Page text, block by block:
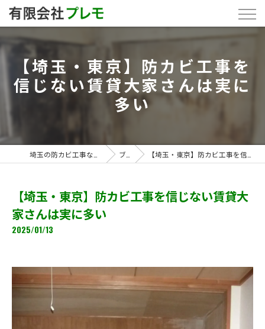
【埼玉・東京】防カビ工事を
信じない賃貸大家さんは実に
多い
ブログ 【埼玉・東京】防カビ工事を信じない賃貸大家さんは実に多い
【埼玉・東京】防カビ工事を信じない賃貸大
家さんは実に多い
2025/01/13